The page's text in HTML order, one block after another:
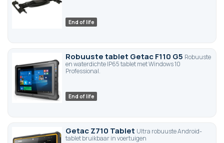
End of life
Robuuste tablet Getac F110 G5 Robuuste
en waterdichte IP65 tablet met Windows 10
Professional.
End of life
Getac Z710 Tablet Ultra robuuste Android-
tablet bruikbaar in voertuigen